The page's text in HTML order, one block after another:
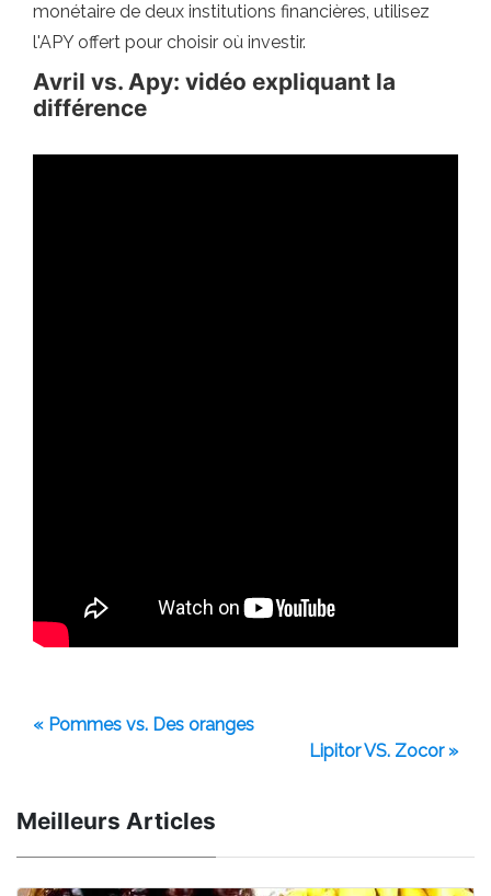
monétaire de deux institutions financières, utilisez
l'APY offert pour choisir où investir.
Avril vs. Apy: vidéo expliquant la
différence
« Pommes vs. Des oranges
Lipitor VS. Zocor »
Meilleurs Articles